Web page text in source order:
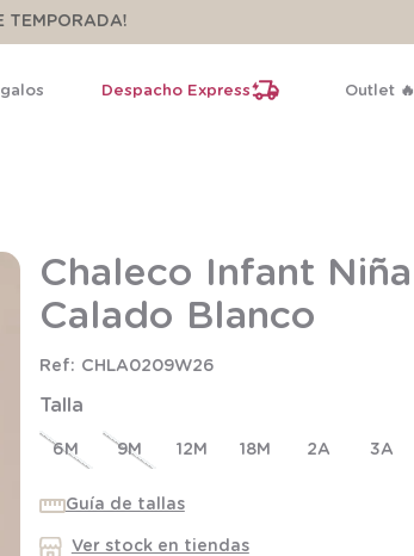
Despacho Express Outlet 🔥
Chaleco Infant Niña
Calado Blanco
CHLA0209W26
Talla
6M 9M 12M 18M 2A 3A
Guía de tallas
Ver stock en tiendas